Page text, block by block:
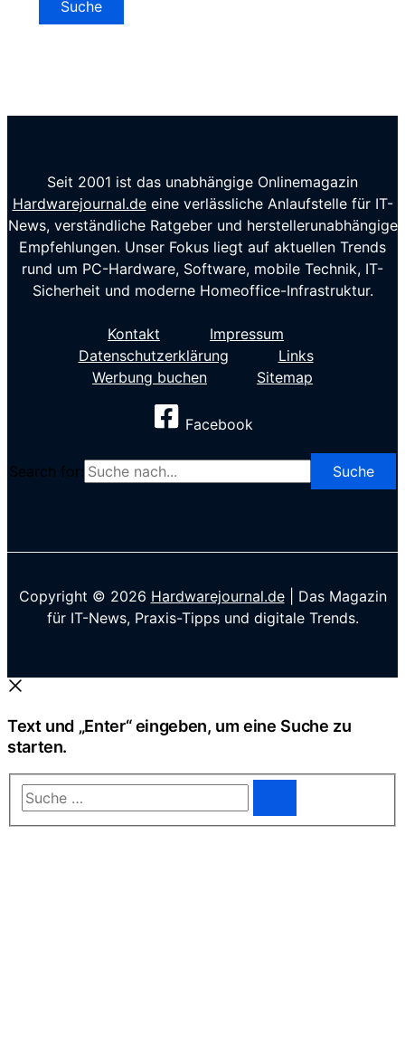
Seit 2001 ist das unabhängige Onlinemagazin
Hardwarejournal.deeine verlässliche Anlaufstelle für IT-
News, verständliche Ratgeber und herstellerunabhängige
Empfehlungen. Unser Fokus liegt auf aktuellen Trends
rund um PC-Hardware, Software, mobile Technik, IT-
Sicherheit und moderne Homeoffice-Infrastruktur.
Kontakt
Impressum
Datenschutzerklärung
Links
Werbung buchen
Sitemap
Facebook
Search for:
Copyright © 2026 Hardwarejournal.de| Das Magazin
für IT-News, Praxis-Tipps und digitale Trends.
Text und „Enter“ eingeben, um eine Suche zu
starten.
Suche
…